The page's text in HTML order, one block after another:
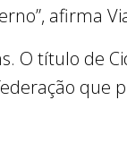
afirma
O título de
que